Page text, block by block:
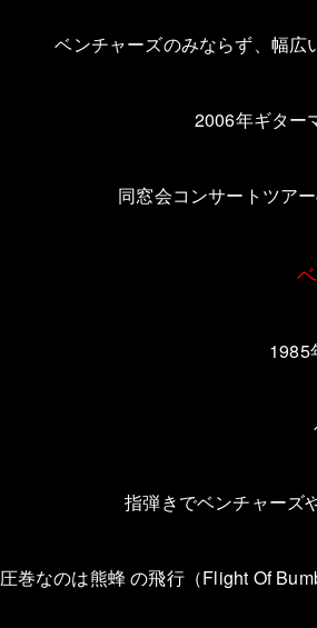
ベンチャーズのみならず、幅広
2006年ギター
同窓会コンサートツア
1985
指弾きでベンチャーズ
圧巻なのは熊蜂の飛行（Flight Of